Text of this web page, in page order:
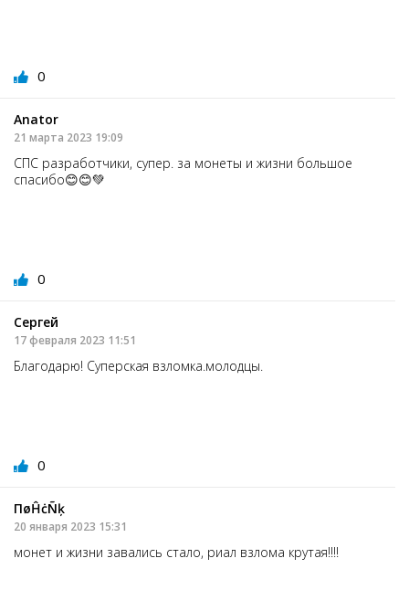
0
Аnator
21 марта 2023 19:09
СПС разработчики, супер. за монеты и жизни большое
спасибо😊😊💚
0
Сергей
17 февраля 2023 11:51
Благодарю! Суперская взломка.молодцы.
0
ПøĤċÑķ
20 января 2023 15:31
монет и жизни завались стало, риал взлома крутая!!!!